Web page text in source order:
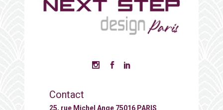
Contact
25, rue Michel Ange 75016 PARIS